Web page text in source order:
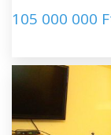
105 000 000